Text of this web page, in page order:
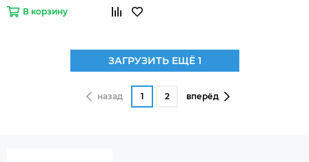
В корзину
ЗАГРУЗИТЬ ЕЩЁ 1
назад 1 2 вперёд